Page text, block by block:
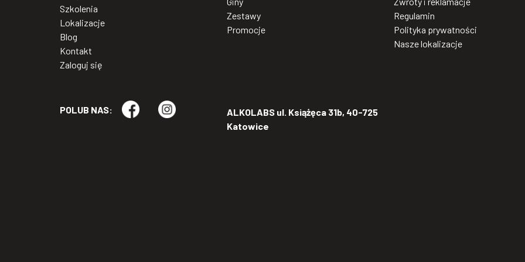
Szkolenia
Lokalizacje
Blog
Kontakt
Zaloguj się
POLUB NAS:
Zestawy
Promocje
ALKOLABS ul. Książęca 31b, 40-725
Katowice
Regulamin
Polityka prywatności
Nasze lokalizacje